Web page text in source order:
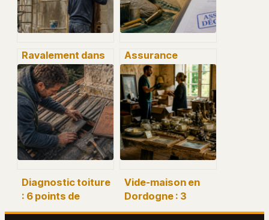
Ravalement dans
le 92 : pourquoi un
mauvais
diagnostic peut
doubler votre
facture
Assurance
décennale
peinture : 75 000 €
d’amende et 4
critères pour
protéger votre
activité
Diagnostic toiture
: 6 points de
contrôle pour
Vide-maison en
Dordogne : 3
méthodes pour